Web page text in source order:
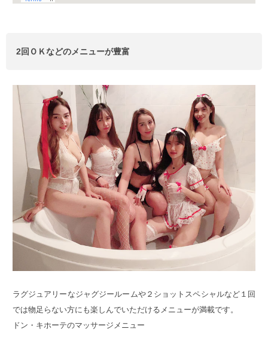
2回ＯＫなどのメニューが豊富
ラグジュアリーなジャグジールームや２ショットスペシャルなど１回
では物足らない方にも楽しんでいただけるメニューが満載です。
ドン・キホーテのマッサージメニュー